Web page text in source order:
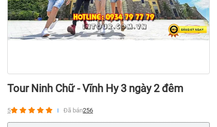
Tour Ninh Chữ - Vĩnh Hy 3 ngày 2 đêm
5 Đã bán256